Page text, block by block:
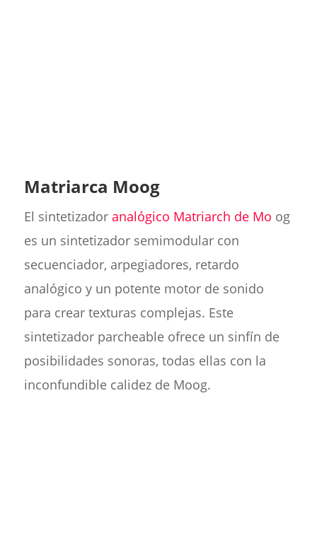
Matriarca Moog
El sintetizador analógico Matriarch de Mo og
es un sintetizador semimodular con
secuenciador, arpegiadores, retardo
analógico y un potente motor de sonido
para crear texturas complejas. Este
sintetizador parcheable ofrece un sinfín de
posibilidades sonoras, todas ellas con la
inconfundible calidez de Moog.